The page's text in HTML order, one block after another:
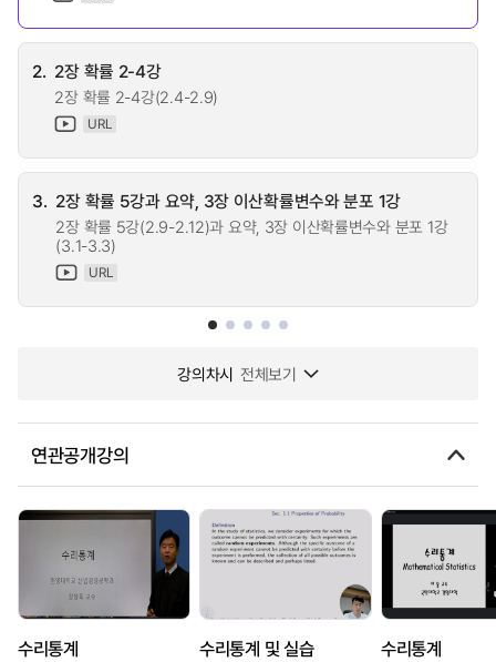
2. 2장 확률 2-4강
2장 확률 2-4강(2.4-2.9)
URL
3. 2장 확률 5강과 요약, 3장 이산확률변수와 분포 1강
2장 확률 5강(2.9-2.12)과 요약, 3장 이산확률변수와 분포 1강
(3.1-3.3)
URL
강의차시 전체보기
연관공개강의
수리통계 수리통계 및 실습 수리통계